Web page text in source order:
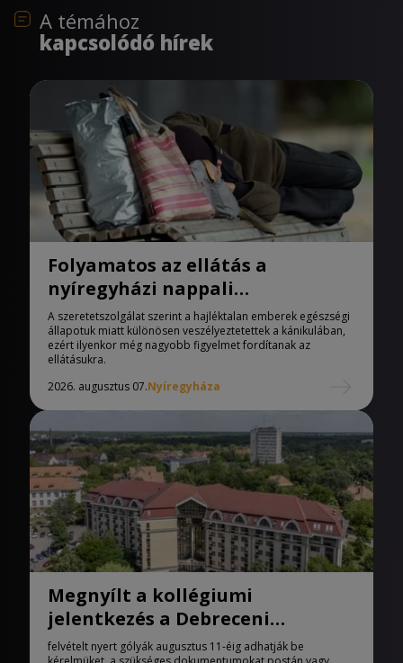
A témához
kapcsolódó hírek
Folyamatos az ellátás a
nyíregyházi nappali
melegedőben
A szeretetszolgálat szerint a hajléktalan emberek egészségi
állapotuk miatt különösen veszélyeztetettek a kánikulában,
ezért ilyenkor még nagyobb figyelmet fordítanak az
ellátásukra.
2026. augusztus 07.Nyíregyháza
Megnyílt a kollégiumi
jelentkezés a Debreceni
Egyetemen
felvételt nyert gólyák augusztus 11-éig adhatják be